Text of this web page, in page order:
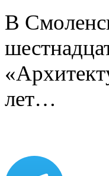
В
лет…